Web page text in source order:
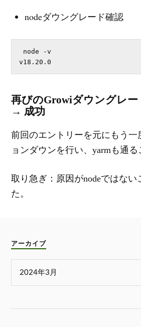
nodeダウングレード確認
v18.20.0
再びのGrowiダウングレー
→ 成功
前回のエントリーを元にもう一
ョンダウンを行い、yarmも通る
取り急ぎ：原因がnodeではない
た。
アーカイブ